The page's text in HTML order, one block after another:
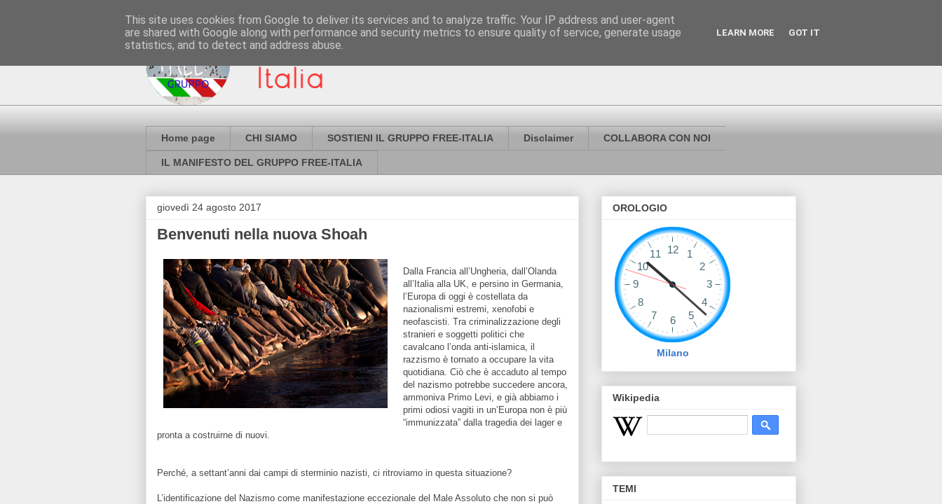
Home page CHI SIAMO SOSTIENI IL GRUPPO FREE-ITALIA Disclaimer COLLABORA CON NOI
IL MANIFESTO DEL GRUPPO FREE-ITALIA
giovedì 24 agosto 2017
Benvenuti nella nuova Shoah
Dalla Francia all’Ungheria, dall’Olanda
all’Italia alla UK, e persino in Germania,
l’Europa di oggi è costellata da
nazionalismi estremi, xenofobi e
neofascisti. Tra criminalizzazione degli
stranieri e soggetti politici che
cavalcano l’onda anti-islamica, il
razzismo è tornato a occupare la vita
quotidiana. Ciò che è accaduto al tempo
del nazismo potrebbe succedere ancora,
ammoniva Primo Levi, e già abbiamo i
primi odiosi vagiti in un’Europa non è più
“immunizzata” dalla tragedia dei lager e
pronta a costruirne di nuovi.
Perché, a settant’anni dai campi di sterminio nazisti, ci ritroviamo in questa situazione?
L’identificazione del Nazismo come manifestazione eccezionale del Male Assoluto che non si può
OROLOGIO
Milano
Wikipedia
TEMI
This site uses cookies from Google to deliver its services and to analyze traffic. Your IP address and user-agent
are shared with Google along with performance and security metrics to ensure quality of service, generate usage
statistics, and to detect and address abuse.
LEARN MORE GOT IT